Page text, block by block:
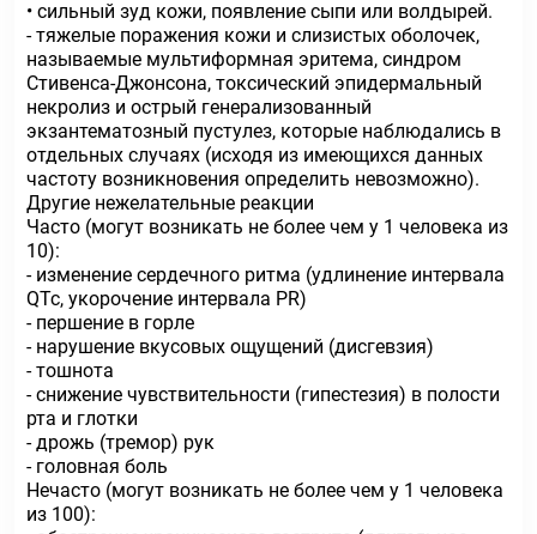
• сильный зуд кожи, появление сыпи или волдырей.
- тяжелые поражения кожи и слизистых оболочек,
называемые мультиформная эритема, синдром
Стивенса-Джонсона, токсический эпидермальный
некролиз и острый генерализованный
экзантематозный пустулез, которые наблюдались в
отдельных случаях (исходя из имеющихся данных
частоту возникновения определить невозможно).
Другие нежелательные реакции
Часто (могут возникать не более чем у 1 человека из
10):
- изменение сердечного ритма (удлинение интервала
QTc, укорочение интервала PR)
- першение в горле
- нарушение вкусовых ощущений (дисгевзия)
- тошнота
- снижение чувствительности (гипестезия) в полости
рта и глотки
- дрожь (тремор) рук
- головная боль
Нечасто (могут возникать не более чем у 1 человека
из 100):